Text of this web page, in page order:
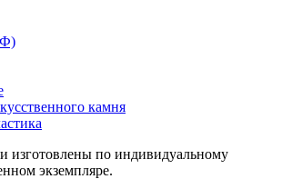
камня
изготовлены по индивидуальному
экземпляре.